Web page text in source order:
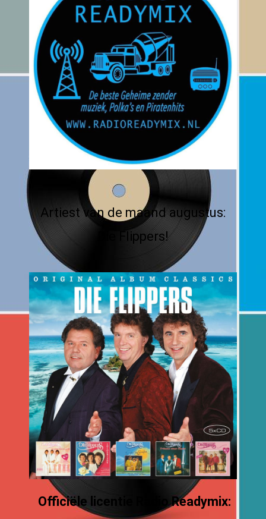
Artiest van de maand augustus:
Die Flippers!
Officiële licentie Radio Readymix: